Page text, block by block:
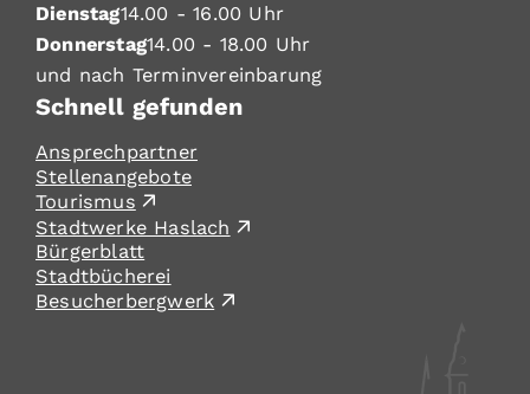
Dienstag14.00 - 16.00 Uhr
Donnerstag14.00 - 18.00 Uhr
und nach Terminvereinbarung
Schnell gefunden
Ansprechpartner
Stellenangebote
Tourismus
Stadtwerke Haslach
Bürgerblatt
Stadtbücherei
Besucherbergwerk